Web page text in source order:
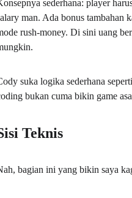
sederhana: player
man. Ada bonus tambahan
rush-money. Di sini uang
suka logika sederhana
bukan cuma bikin game
Teknis
bagian ini yang bikin saya